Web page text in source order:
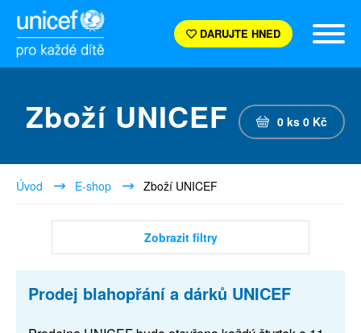
DARUJTE HNED
Zboží UNICEF 0 ks 0 Kč
Úvod E-shop Zboží UNICEF
Zobrazit filtry
Prodej blahopřání a dárků UNICEF